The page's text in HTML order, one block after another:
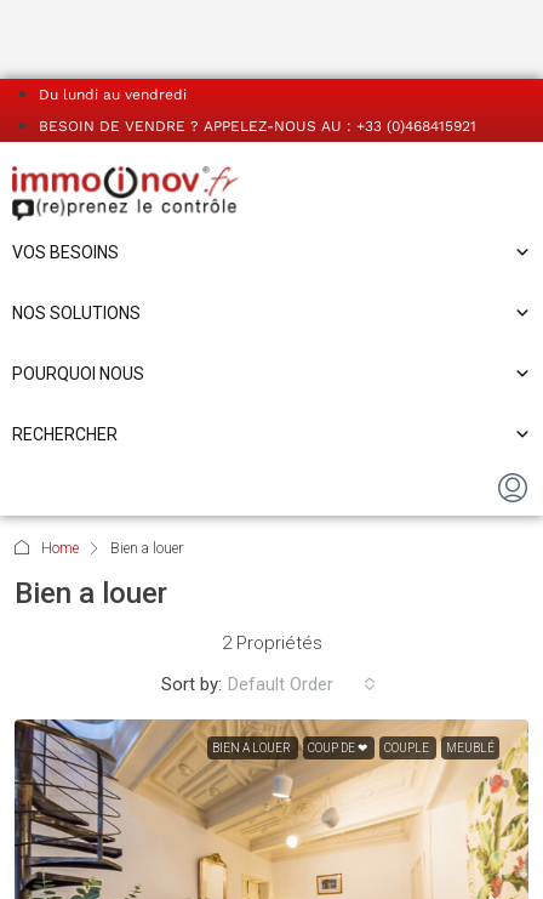
Du lundi au vendredi
BESOIN DE VENDRE ? APPELEZ-NOUS AU : +33 (0)468415921
VOS BESOINS
NOS SOLUTIONS
POURQUOI NOUS
RECHERCHER
Home Bien a louer
Bien a louer
2 Propriétés
Sort by: Default Order
BIEN A LOUER COUP DE ❤ COUPLE MEUBLÉ